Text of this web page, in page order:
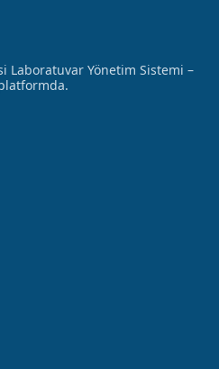
Laboratuvar Yönetim Sistemi –